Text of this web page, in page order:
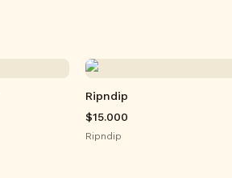
Ripndip
$15.000
Ripndip